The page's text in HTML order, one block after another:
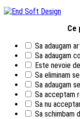
Ce
Sa adaugam
Sa adaugam
Este nevoie
Sa eliminam
Sa adaugam
Sa acceptam
Sa nu
Sa schimbam